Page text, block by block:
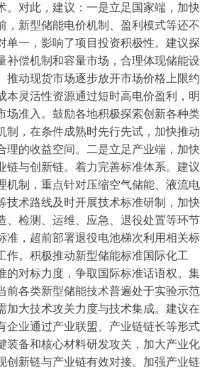
。对此，建议： 一是立足国家端，加快
，新型储能电价机制、盈利模式等还不
单一，影响了项目投资积极性。建议探
补偿机制和容量市场，合理体现储能设
推动现货市场逐步放开市场价格上限约
本灵活性资源通过短时高电价盈利，明
场准入。鼓励各地积极探索创新各种类
制，在条件成熟时先行先试，加快推动
理的收益空间。
二是立足产业端，加快
链与创新链。着力完善标准体系。建议
机制，重点针对压缩空气储能、液流电
技术路线及时开展技术标准研制，加快
、检测、运维、应急、退役处置等环节
准，超前部署退役电池梯次利用相关标
作。积极推动新型储能标准国际化工
的对标力度，争取国际标准话语权。集
前各类新型储能技术普遍处于实验示范
加大技术攻关力度与技术集成。建议在
企业通过产业联盟、产业链链长等形式
装备和核心材料研发攻关，加大产业化
创新链与产业链有效对接。加强产业链